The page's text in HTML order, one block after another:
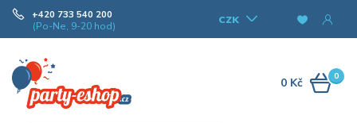
CZK
+420 733 540 200
(Po-Ne, 9-20 hod)
0
0 Kč